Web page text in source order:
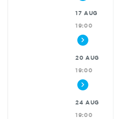
17 AUG
19:00
20 AUG
19:00
24 AUG
19:00